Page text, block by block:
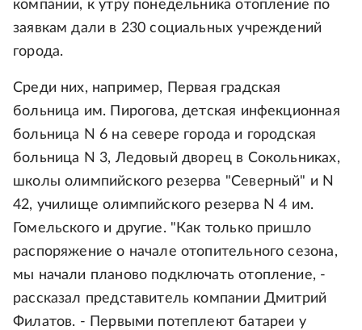
компании, к утру понедельника отопление по
заявкам дали в 230 социальных учреждений
города.
Среди них, например, Первая градская
больница им. Пирогова, детская инфекционная
больница N 6 на севере города и городская
больница N 3, Ледовый дворец в Сокольниках,
школы олимпийского резерва "Северный" и N
42, училище олимпийского резерва N 4 им.
Гомельского и другие. "Как только пришло
распоряжение о начале отопительного сезона,
мы начали планово подключать отопление, -
рассказал представитель компании Дмитрий
Филатов. - Первыми потеплеют батареи у